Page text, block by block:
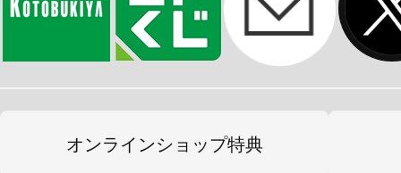
・差し替え顔パーツ3種（正面通常
オンラインショップ特典